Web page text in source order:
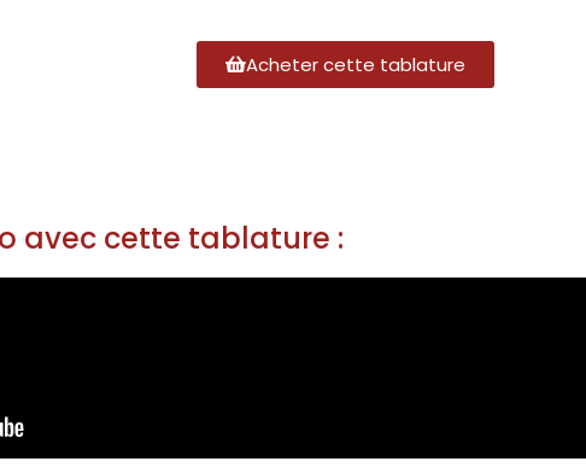
Acheter cette tablature
avec cette tablature :